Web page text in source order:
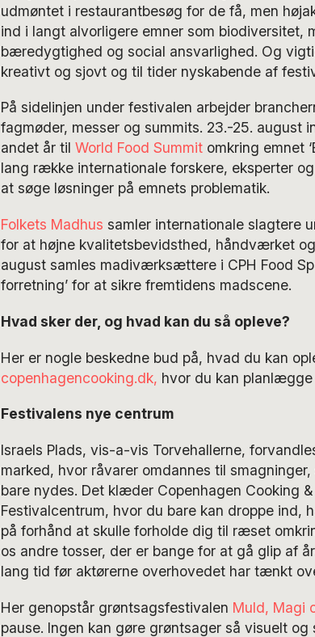
udmøntet i restaurantbesøg for de få, men
ind i langt alvorligere emner som biodiversitet,
bæredygtighed og social ansvarlighed. Og
kreativt og sjovt og til tider nyskabende af
På sidelinjen under festivalen arbejder
fagmøder, messer og summits. 23.-25. august
andet år til World Food Summitomkring emnet
lang række internationale forskere, eksperter
at søge løsninger på emnets problematik.
Folkets Madhus samler internationale slagtere
for at højne kvalitetsbevidsthed, håndværket
august samles madiværksættere i CPH Food
forretning’ for at sikre fremtidens madscene.
Hvad sker der, og hvad kan du så opleve?
Her er nogle beskedne bud på, hvad du kan
copenhagencooking.dk, hvor du kan
Festivalens nye centrum
Israels Plads, vis-a-vis Torvehallerne,
marked, hvor råvarer omdannes til
bare nydes. Det klæder Copenhagen Cooking
Festivalcentrum, hvor du bare kan droppe
på forhånd at skulle forholde dig til ræset
os andre tosser, der er bange for at gå glip af
lang tid før aktørerne overhovedet har tænkt
Her genopstår grøntsagsfestivalen Muld, Magi
pause. Ingen kan gøre grøntsager så visuelt